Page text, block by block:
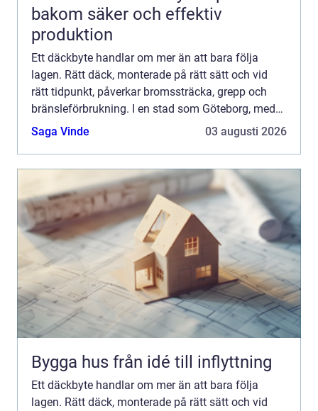
bakom säker och effektiv
produktion
Ett däckbyte handlar om mer än att bara följa
lagen. Rätt däck, monterade på rätt sätt och vid
rätt tidpunkt, påverkar bromssträcka, grepp och
bränsleförbrukning. I en stad som Göteborg, med
kustklimat, snabba väderomslag och stundtals
Saga Vinde 03 augusti 2026
Bygga hus från idé till inflyttning
Ett däckbyte handlar om mer än att bara följa
lagen. Rätt däck, monterade på rätt sätt och vid